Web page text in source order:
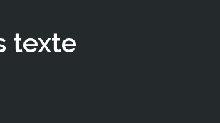
texte